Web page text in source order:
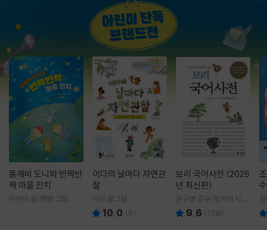
똥깨비 도니와 반짝반
짝 마을 잔치
이현아 글/핸짱 그림
이다의 날마다 자연관
찰
이다 글그림
10.0 (9)
보리 국어사전 (2025
년 최신판)
윤구병 감수/토박이 사전
편찬실 편
9.6 (158)